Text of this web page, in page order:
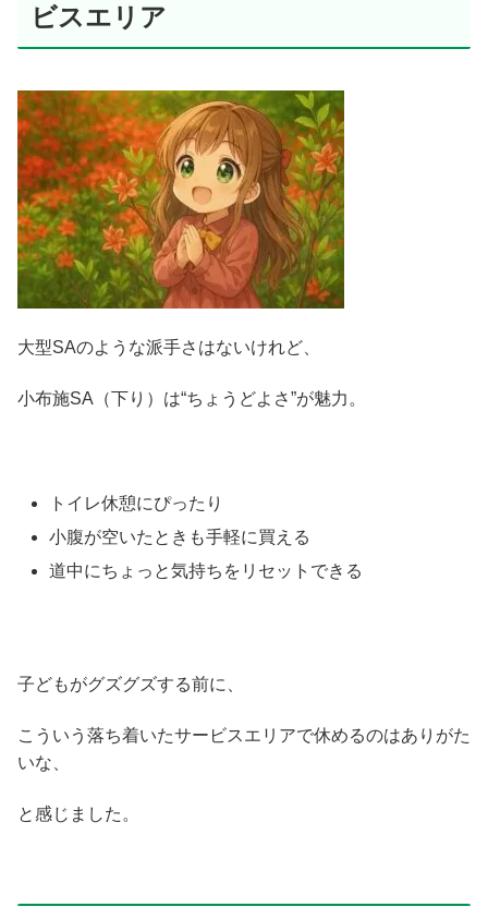
ビスエリア
大型SAのような派手さはないけれど、
小布施SA（下り）は“ちょうどよさ”が魅力。
トイレ休憩にぴったり
小腹が空いたときも手軽に買える
道中にちょっと気持ちをリセットできる
子どもがグズグズする前に、
こういう落ち着いたサービスエリアで休めるのはありがた
いな、
と感じました。